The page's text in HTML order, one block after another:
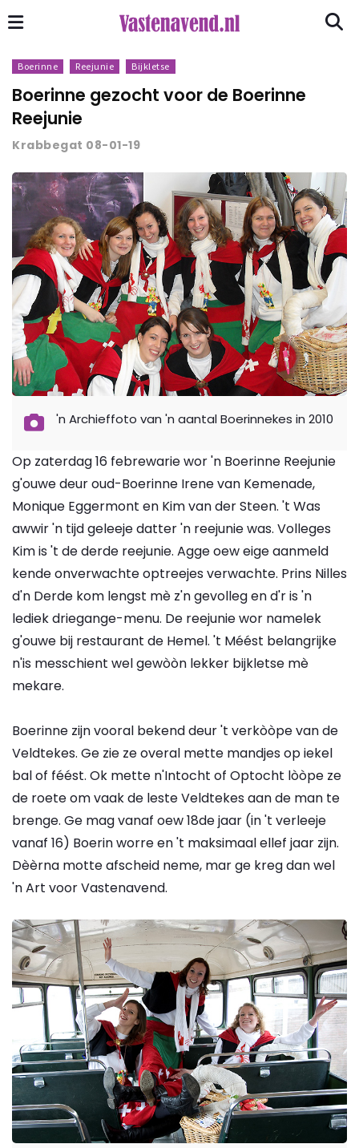
Boerinne Reejunie Bijkletse
Boerinne gezocht voor de Boerinne
Reejunie
Krabbegat 08-01-19
'n Archieffoto van 'n aantal Boerinnekes in 2010
Op zaterdag 16 febrewarie wor 'n Boerinne Reejunie
g'ouwe deur oud-Boerinne Irene van Kemenade,
Monique Eggermont en Kim van der Steen. 't Was
awwir 'n tijd geleeje datter 'n reejunie was. Volleges
Kim is 't de derde reejunie. Agge oew eige aanmeld
kende onverwachte optreejes verwachte. Prins Nilles
d'n Derde kom lengst mè z'n gevolleg en d'r is 'n
lediek driegange-menu. De reejunie wor namelek
g'ouwe bij restaurant de Hemel. 't Méést belangrijke
n'is messchient wel gewòòn lekker bijkletse mè
mekare.
Boerinne zijn vooral bekend deur 't verkòòpe van de
Veldtekes. Ge zie ze overal mette mandjes op iekel
bal of féést. Ok mette n'Intocht of Optocht lòòpe ze
de roete om vaak de leste Veldtekes aan de man te
brenge. Ge mag vanaf oew 18de jaar (in 't verleeje
vanaf 16) Boerin worre en 't maksimaal ellef jaar zijn.
Dèèrna motte afscheid neme, mar ge kreg dan wel
'n Art voor Vastenavend.